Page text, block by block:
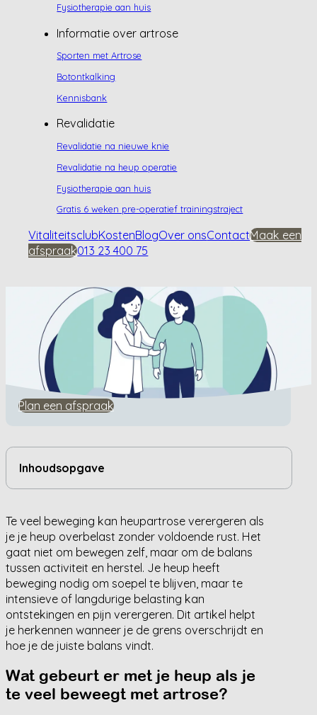
Fysiotherapie aan huis
Informatie over artrose
Sporten met Artrose
Botontkalking
Kennisbank
Revalidatie
Revalidatie na nieuwe knie
Revalidatie na heup operatie
Fysiotherapie aan huis
Gratis 6 weken pre-operatief trainingstraject
VitaliteitsclubKostenBlogOver onsContactMaak een
afspraak013 23 400 75
Kennisbank Kan te veel beweging heupartrose verergeren?
Kan te veel beweging
heupartrose verergeren?
Plan een afspraak
Inhoudsopgave
Te veel beweging kan heupartrose verergeren als
je je heup overbelast zonder voldoende rust. Het
gaat niet om bewegen zelf, maar om de balans
tussen activiteit en herstel. Je heup heeft
beweging nodig om soepel te blijven, maar te
intensieve of langdurige belasting kan
ontstekingen en pijn verergeren. Dit artikel helpt
je herkennen wanneer je de grens overschrijdt en
hoe je de juiste balans vindt.
Wat gebeurt er met je heup als je
te veel beweegt met artrose?